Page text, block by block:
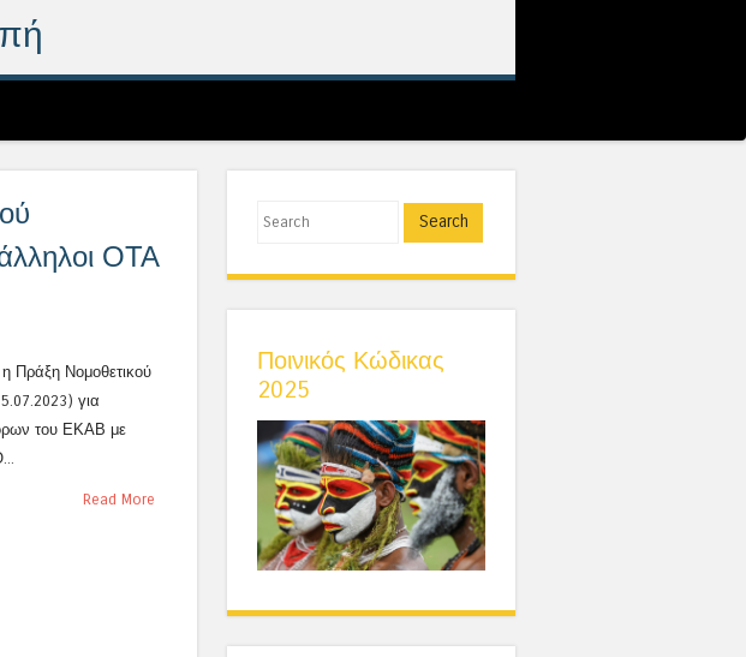
κ Προσφυγικού
ΟΤΑ
Πράξη Νομοθετικού
για
του ΕΚΑΒ με
Read More
Search
Ποινικός Κώδικας
2025